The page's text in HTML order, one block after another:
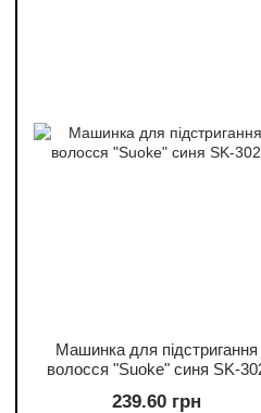
Машинка для підстригання
волосся "Suoke" синя SK-
239.60 грн